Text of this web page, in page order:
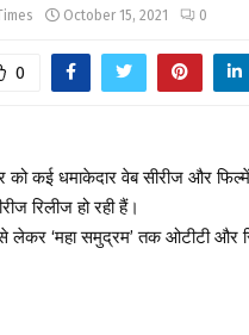
October 15, 2021 0
0
को कई धमाकेदार वेब सीरीज और
रिलीज हो रही हैं।
लेकर ‘महा समुद्रम’ तक ओटीटी और